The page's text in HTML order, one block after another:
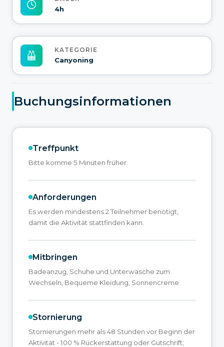
4h
KATEGORIE
Canyoning
Buchungsinformationen
Treffpunkt
Bitte komme 5 Minuten früher.
Anforderungen
Es werden mindestens 2 Teilnehmer benötigt,
damit die Aktivität stattfinden kann.
Mitbringen
Badeanzug, Schuhe und Unterwäsche zum
Wechseln, Bequeme Kleidung, Sonnencreme
Stornierung
Stornierungen mehr als 48 Stunden vor Beginn der
Aktivität - 100 % Rückerstattung oder Gutschrift;